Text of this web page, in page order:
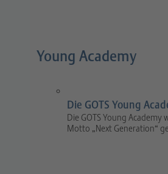
Young Academy
Die GOTS Young
Die GOTS Young Academy
Motto „Next Generation“